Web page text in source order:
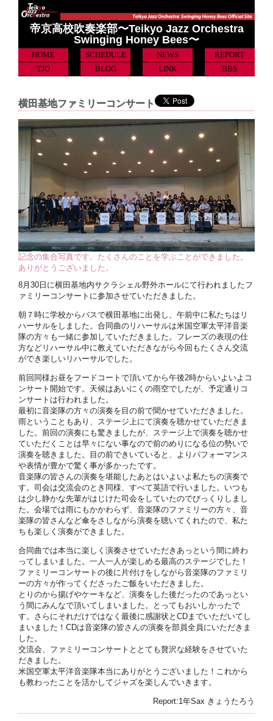
帝京高校吹奏楽部〜Teikyo Jazz Orchestra
Swinging Honey Bees〜
HOME SCHEDULE NEWS
REPORT
TJO
BLOG LINK BBS
横田基地ファミリーコンサート
記念の集合写真です。たくさんのことを学ぶことができました。
ありがとうございました。
8月30日に横田基地内サクラシェル野外ホールにて行われましたフ
ァミリーコンサートに参加させていただきました。
朝７時に学校からバスで横田基地に出発し、午前中に私たちはリ
ハーサルをしました。合同曲のリハーサルは米国空軍太平洋音楽
隊の方々も一緒に参加していただきました。フレーズの表現の仕
方などリハーサル中に教えていただきながら今回もたくさん交流
ができ楽しいリハーサルでした。
前回同様お昼をフードコートで頂いてから午後2時からいよいよコ
ンサート開始です。天候はあいにくの雨空でしたが、予定通りコ
ンサートは行われました。
最初に音楽隊の方々の演奏を目の前で聞かせていただきました。
雨ということもあり、ステージ上にて演奏を聴かせていただきま
した。前回の演奏にも驚きましたが、ステージ上で演奏を聴かせ
ていただくことは早々にない事なので前のめりになる位の勢いで
演奏を聴きました。目の前できいていると、よりパフォーマンス
や表情が豊かで驚く事が多かったです。
音楽隊の皆さんの演奏を堪能したあとはいよいよ私たちの演奏で
す。司会は交流会のとき同様、すべて英語で行いました。いつも
は少し静かな先輩がはじけた司会をしていたのでびっくりしまし
た。会場では雨にもかかわらず、音楽隊のファミリーの方々、音
楽隊の皆さんなど傘をさしながら演奏を聴いてくれたので、私た
ちも楽しく演奏ができました。
合同曲では本当に楽しく演奏させていただきあっという間に終わ
ってしまいました。一人一人が楽しめる最高のステージでした！
ファミリーコンサートの後に片付けをしながら音楽隊のファミリ
ーの方々が作ってくださったご飯をいただきました。
とりのから揚げやケーキなど、演奏をした後だったのであっとい
う間にみんなで頂いてしまいました。とってもおいしかったで
す。さらにそれだけではなく最後に感謝状とCDまでいただいてし
まいました！CDは音楽隊の皆さんの演奏を部員全員にいただきま
した。
交流会、ファミリーコンサートととても贅沢な経験をさせていた
だきました。
米国空軍太平洋音楽隊本当にありがとうございました！これから
も教わったことを活かしてジャズを楽しんでいきます。
Report:1年Sax きょうたろう